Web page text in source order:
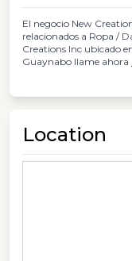
El negocio New
relacionados a Ropa /
Creations Inc ubicado
Guaynabo llame ahora
Location